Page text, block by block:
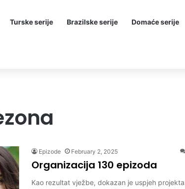
Turske serije Brazilske serije Domaće serije
Epizode February 2, 2025
Organizacija 130 epizoda
Kao rezultat vježbe, dokazan je uspjeh